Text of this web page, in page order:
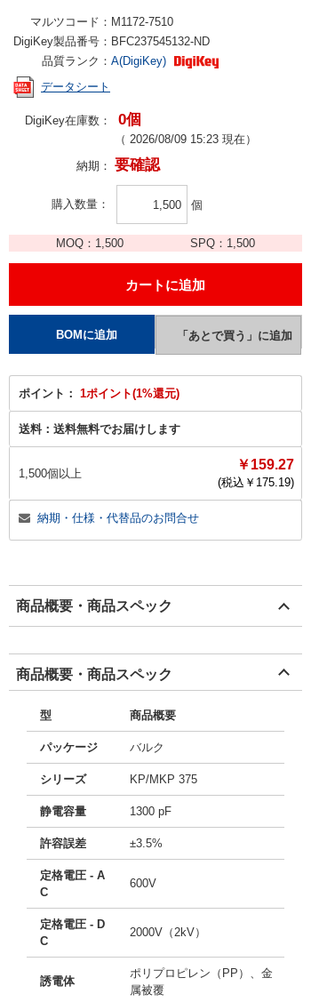
マルツコード： M1172-7510
DigiKey製品番号： BFC237545132-ND
品質ランク： A(DigiKey)
データシート
DigiKey在庫数： 0個
（ 2026/08/09 15:23 現在）
納期： 要確認
購入数量 個
MOQ： 1,500 SPQ： 1,500
ポイント： 1ポイント(1%還元)
送料： 送料無料でお届けします
1,500個以上
￥159.27
(税込￥ 175.19)
納期・仕様・代替品のお問合せ
商品概要・商品スペック
商品概要・商品スペック
型 商品概要
パッケージ バルク
シリーズ KP/MKP 375
静電容量 1300 pF
許容誤差 ±3.5%
定格電圧 - A
C
600V
定格電圧 - D
C
2000V（2kV）
誘電体
ポリプロピレン（PP）、金
属被覆